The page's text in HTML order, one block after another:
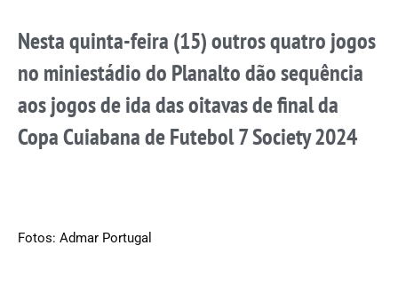
Nesta quinta-feira (15) outros quatro jogos
no miniestádio do Planalto dão sequência
aos jogos de ida das oitavas de final da
Copa Cuiabana de Futebol 7 Society 2024
Fotos: Admar Portugal